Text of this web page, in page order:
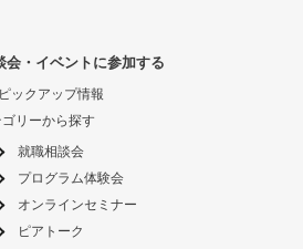
会・イベントに参加する
ピックアップ情報
ゴリーから探す
就職相談会
プログラム体験会
オンラインセミナー
ピアトーク